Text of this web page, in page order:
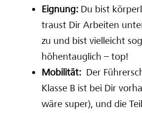
Eignung: Du bist
traust Dir Arbeiten
zu und bist vielleicht
höhentauglich – top!
Mobilität: Der
Klasse B ist bei Dir
wäre super), und die